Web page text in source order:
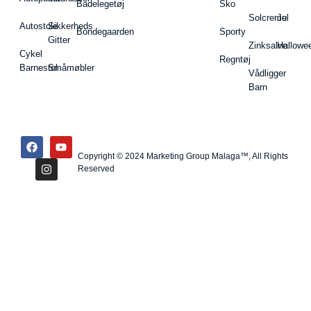
Autostole
Cykel
Barnestol
Sikkerheds
Gitter
Småmøbler
Badelegetøj
Bondegaarden
Sko
Sporty
Regntøj
Solcreme
Zinksalve
Vådligger
Barn
Jul
Copyright © 2024 Marketing Group Malaga™, All Rights
Reserved